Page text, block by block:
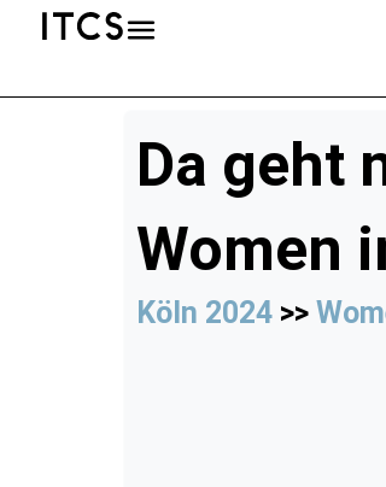
Da geht
Women
Köln 2024 >>